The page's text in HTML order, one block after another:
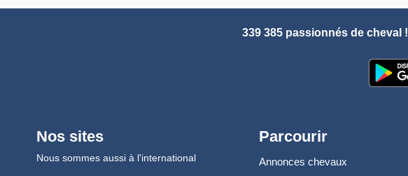
339 385 passionnés de cheval !
Nos sites
Nous sommes aussi à l'international
Parcourir
Annonces chevaux